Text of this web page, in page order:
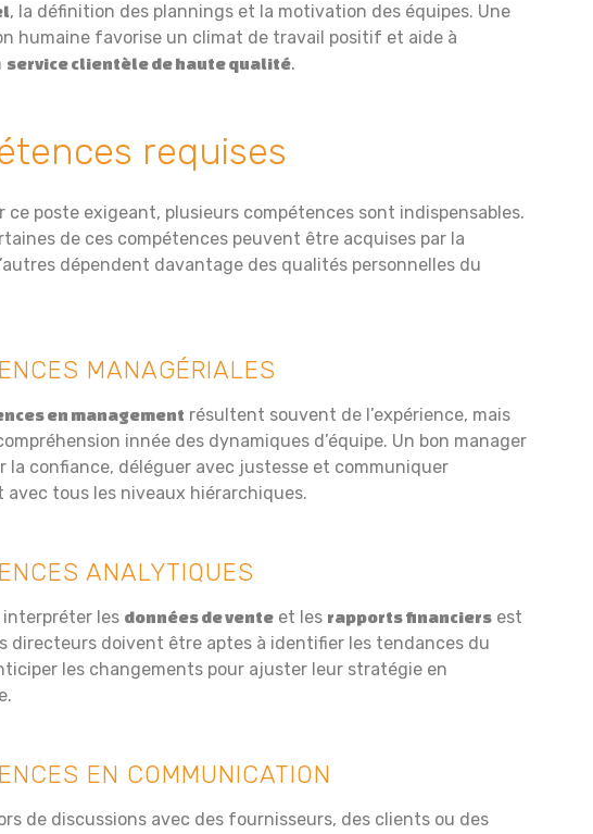
, la définition des plannings et la motivation des équipes. Une
humaine favorise un climat de travail positif et aide à
service clientèle de haute qualité.
requises
ce poste exigeant, plusieurs compétences sont indispensables.
de ces compétences peuvent être acquises par la
dépendent davantage des qualités personnelles du
MANAGÉRIALES
en management résultent souvent de l’expérience, mais
innée des dynamiques d’équipe. Un bon manager
la confiance, déléguer avec justesse et communiquer
avec tous les niveaux hiérarchiques.
ANALYTIQUES
les données de vente et les rapports financiers est
directeurs doivent être aptes à identifier les tendances du
les changements pour ajuster leur stratégie en
EN COMMUNICATION
de discussions avec des fournisseurs, des clients ou des